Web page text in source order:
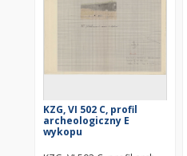
KZG, VI 502 C, profil
archeologiczny E
wykopu